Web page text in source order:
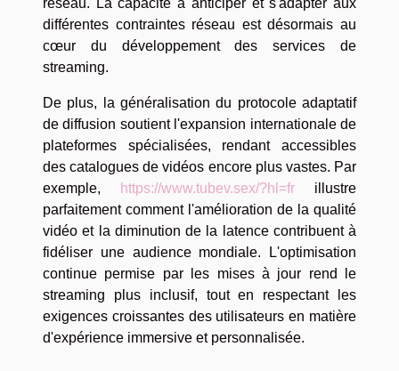
réseau. La capacité à anticiper et s'adapter aux
différentes contraintes réseau est désormais au
cœur du développement des services de
streaming.
De plus, la généralisation du protocole adaptatif
de diffusion soutient l'expansion internationale de
plateformes spécialisées, rendant accessibles
des catalogues de vidéos encore plus vastes. Par
exemple,
https://www.tubev.sex/?hl=fr illustre
parfaitement comment l'amélioration de la qualité
vidéo et la diminution de la latence contribuent à
fidéliser une audience mondiale. L'optimisation
continue permise par les mises à jour rend le
streaming plus inclusif, tout en respectant les
exigences croissantes des utilisateurs en matière
d'expérience immersive et personnalisée.